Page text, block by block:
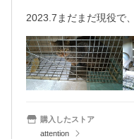
2023.7まだまだ現役で
購入したストア
attention